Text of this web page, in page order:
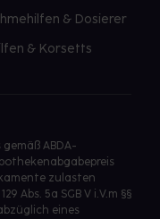
& Dosierer
& Korsetts
ABDA-
zulasten
Abs. 5a SGB V i.V.m §§
eines